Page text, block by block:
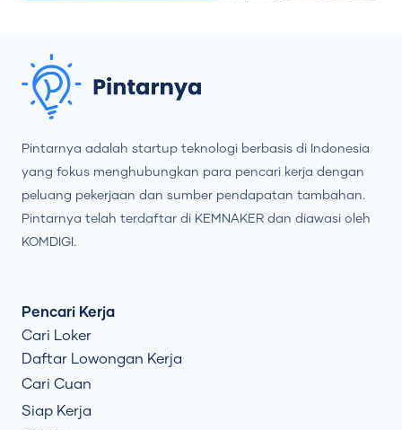
Pintarnya adalah startup teknologi berbasis di Indonesia
yang fokus menghubungkan para pencari kerja dengan
peluang pekerjaan dan sumber pendapatan tambahan.
Pintarnya telah terdaftar di KEMNAKER dan diawasi oleh
KOMDIGI.
Pencari Kerja
Cari Loker
Daftar Lowongan Kerja
Cari Cuan
Siap Kerja